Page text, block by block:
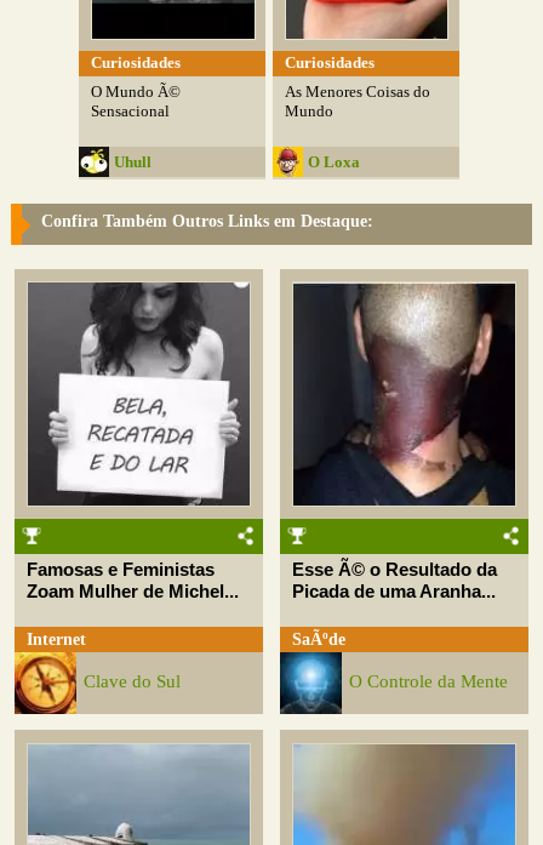
Curiosidades
O Mundo Ã©
Sensacional
Uhull
Curiosidades
As Menores Coisas do
Mundo
O Loxa
Confira Também Outros Links em Destaque:
Famosas e Feministas
Zoam Mulher de Michel...
Internet
Clave do Sul
Esse Ã© o Resultado da
Picada de uma Aranha...
SaÃºde
O Controle da Mente